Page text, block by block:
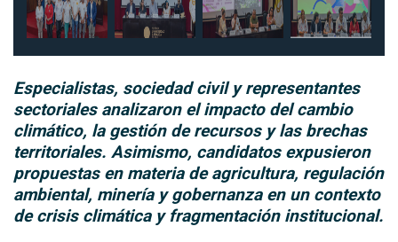
Especialistas, sociedad civil y representantes
sectoriales analizaron el impacto del cambio
climático, la gestión de recursos y las brechas
territoriales. Asimismo, candidatos expusieron
propuestas en materia de agricultura, regulación
ambiental, minería y gobernanza en un contexto
de crisis climática y fragmentación institucional.